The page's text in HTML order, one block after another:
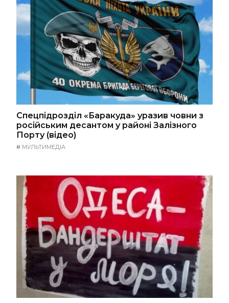
Спецпідрозділ «Баракуда» уразив човни з
російським десантом у районі Залізного
Порту (відео)
# МУЛЬТИМЕДІА